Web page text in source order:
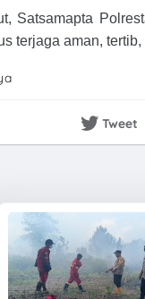
Satsamapta
terjaga aman,
Tweet